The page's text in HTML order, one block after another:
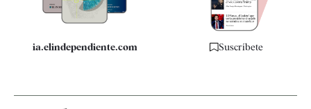
ia.elindependiente.com Suscríbete